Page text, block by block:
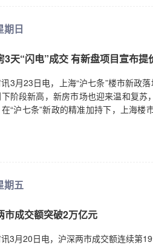
期日
3天“闪电”成交 有新盘项目宣布
3月23日电，上海“沪七条”楼市新政
阶段新高，新房市场也迎来温和复
“沪七条”新政的精准加持下，上海楼
期五
市成交额突破2万亿元
3月20日电，沪深两市成交额连续第